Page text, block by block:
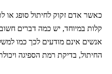
כאשר אדם זקוק לחיתול סופג או
קלות במיוחד, יש כמה דברים
אנשים אינם מודעים לכך כמו
החיתול, בדיקת רמת הספיגה